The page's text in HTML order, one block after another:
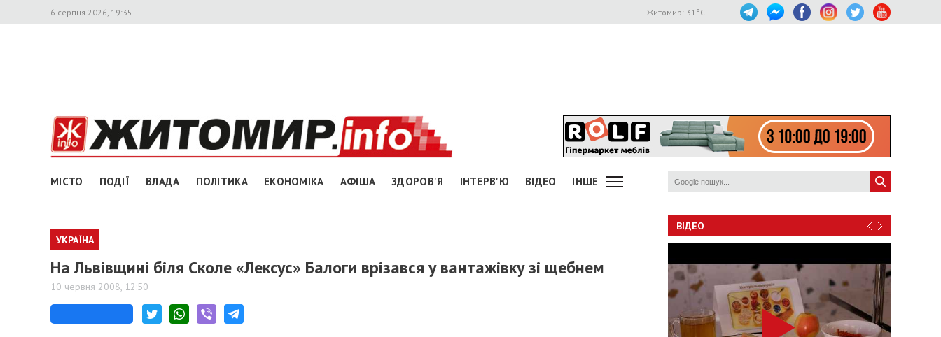
6 серпня 2026, 19:35 Житомир: 31°C
МІСТО ПОДІЇ ВЛАДА ПОЛІТИКА ЕКОНОМІКА АФІША ЗДОРОВ'Я ІНТЕРВ'Ю ВІДЕО ІНШЕ
УКРАЇНА
На Львівщині біля Сколе «Лексус» Балоги врізався у вантажівку зі щебнем
10 червня 2008, 12:50
ВІДЕО